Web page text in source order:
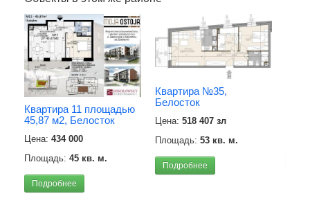
Квартира 11 площадью
45,87 м2, Белосток
Цена: 434 000
Площадь: 45 кв. м.
Подробнее
Квартира №35,
Белосток
Цена: 518 407 зл
Площадь: 53 кв. м.
Подробнее